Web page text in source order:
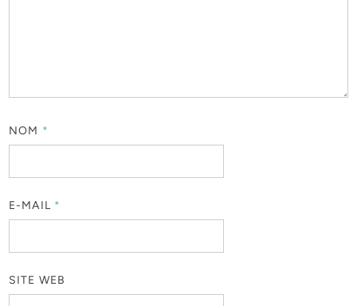
NOM *
E-MAIL *
SITE WEB